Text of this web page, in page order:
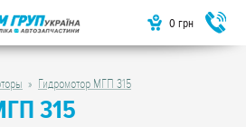
0 грн
Гидромотор МГП 315
315